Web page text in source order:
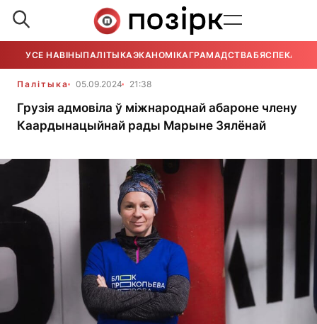
УСЕ НАВІНЫПАЛІТЫКАЭКАНОМІКАГРАМАДСТВАБЯСПЕКА
Палітыка 05.09.2024 21:38
Грузія адмовіла ў міжнароднай абароне члену
Каардынацыйнай рады Марыне Зялёнай